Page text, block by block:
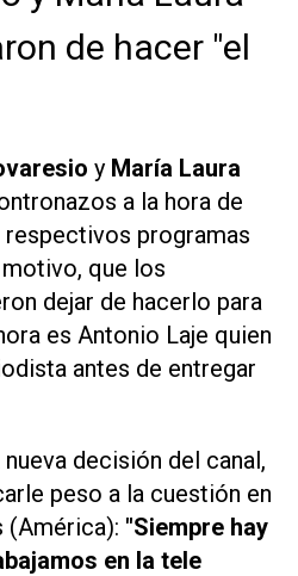
de hacer "el
y María Laura
a la hora de
respectivos programas
que los
dejar de hacerlo para
es Antonio Laje quien
antes de entregar
decisión del canal,
peso a la cuestión en
(América): "Siempre hay
en la tele